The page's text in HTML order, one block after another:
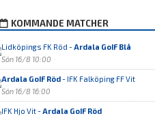
KOMMANDE MATCHER
Lidköpings FK Röd -Ardala GoIF Blå
Sön 16/8 10:00
Ardala GoIF Röd- IFK Falköping FF Vit
Sön 16/8 16:00
IFK Hjo Vit -Ardala GoIF Röd